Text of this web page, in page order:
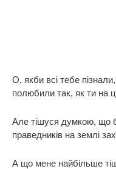
О, якби всі тебе
полюбили так, як ти на
Але тішуся думкою, що
праведників на землі
А що мене найбільше